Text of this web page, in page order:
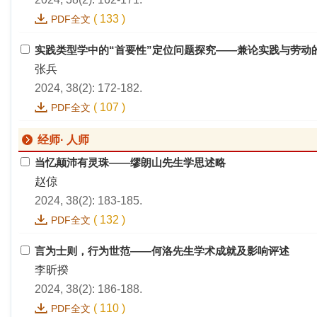
PDF全文 ( 133 )
实践类型学中的“首要性”定位问题探究——兼论实践与劳动
张兵
2024, 38(2): 172-182.
PDF全文 ( 107 )
经师· 人师
当忆颠沛有灵珠——缪朗山先生学思述略
赵倞
2024, 38(2): 183-185.
PDF全文 ( 132 )
言为士则，行为世范——何洛先生学术成就及影响评述
李昕揆
2024, 38(2): 186-188.
PDF全文 ( 110 )